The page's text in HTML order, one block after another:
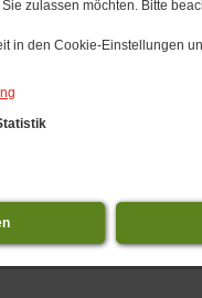
zulassen möchten. Bitte
in den Cookie-Einstellungen
01.​08.​2026 bis